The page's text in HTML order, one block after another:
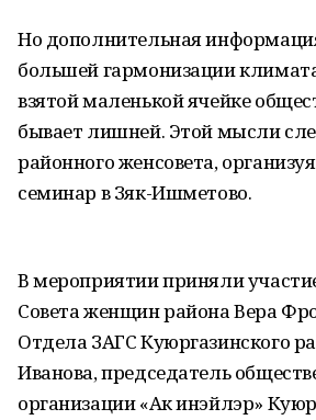
Но дополнительная
большей гармонизации
взятой маленькой ячейке
бывает лишней. Этой мысли
районного женсовета,
семинар в Зяк-Ишметово.
В мероприятии приняли
Совета женщин района Вера
Отдела ЗАГС Куюргазинского
Иванова, председатель
организации «Ак инэйлэр»